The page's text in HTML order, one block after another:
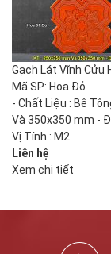
Gạch Lát Vĩnh Cửu
Mã SP: Hoa Đỏ
- Chất Liệu : Bê
Và 350x350 mm -
Vị Tính : M2
Liên hệ
Xem chi tiết